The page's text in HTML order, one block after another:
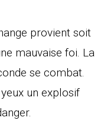
provient soit
mauvaise foi. La
se combat.
un explosif